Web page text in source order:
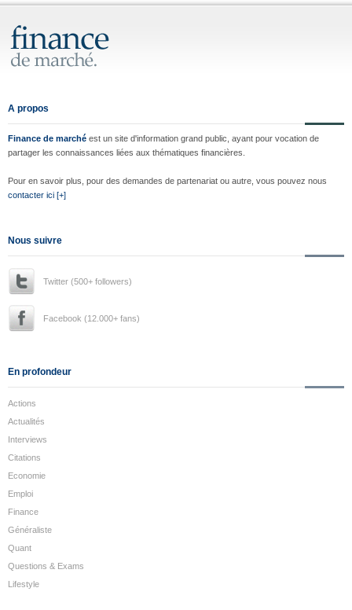
A propos
Finance de marché est un site d'information grand public, ayant pour vocation de
partager les connaissances liées aux thématiques financières.
Pour en savoir plus, pour des demandes de partenariat ou autre, vous pouvez nous
contacter ici [+]
Nous suivre
Twitter (500+ followers)
Facebook (12.000+ fans)
En profondeur
Actions
Actualités
Interviews
Citations
Economie
Emploi
Finance
Généraliste
Quant
Questions & Exams
Lifestyle